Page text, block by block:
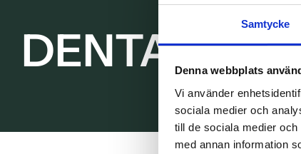
Samtycke
Denna webbplats
Vi använder
sociala medier och
till de sociala medier
med annan information
DENTAL